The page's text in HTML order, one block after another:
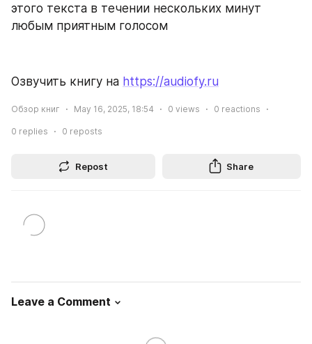
этого текста в течении нескольких минут
любым приятным голосом
Озвучить книгу на https://audiofy.ru
Обзор книг May 16, 2025, 18:54 0 views 0 reactions
0 replies 0 reposts
Repost Share
Leave a Comment